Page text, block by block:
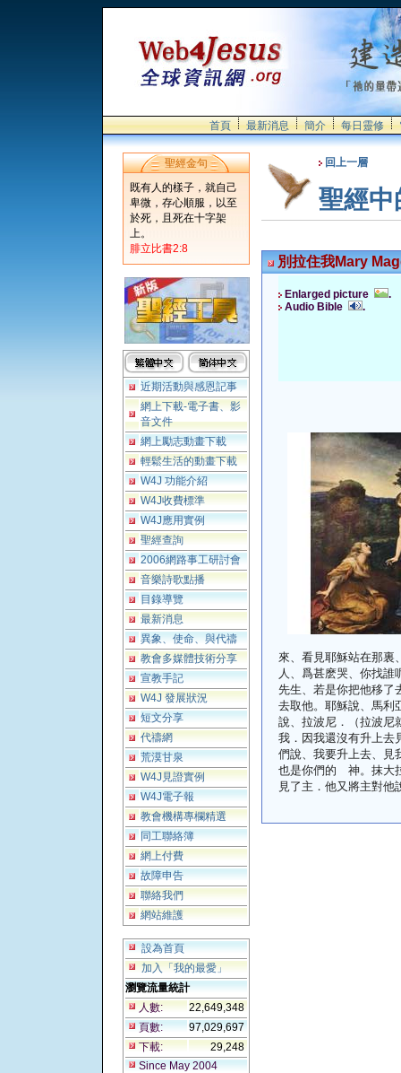
首頁 最新消息 簡介 每日靈修
聖經金句
既有人的樣子，就自己
卑微，存心順服，以至
於死，且死在十字架
上。
腓立比書2:8
近期活動與感恩記事
網上下載-電子書、影
音文件
網上勵志動畫下載
輕鬆生活的動畫下載
W4J 功能介紹
W4J收費標準
W4J應用實例
聖經查詢
2006網路事工研討會
音樂詩歌點播
目錄導覽
最新消息
異象、使命、與代禱
教會多媒體技術分享
宣教手記
W4J 發展狀況
短文分享
代禱網
荒漠甘泉
W4J見證實例
W4J電子報
教會機構專欄精選
同工聯絡簿
網上付費
故障申告
聯絡我們
網站維護
設為首頁
加入「我的最愛」
瀏覽流量統計
人數:
22,649,348
頁數:
97,029,697
下載:
29,248
Since May 2004
回上一層
聖經中
別拉住我Mary
Enlarged picture
.
Audio Bible
.
來、看見耶穌站在那裏
人、爲甚麽哭、你找誰
先生、若是你把他移了
去取他。耶穌說、馬利
說、拉波尼．（拉波尼
我．因我還沒有升上去
們說、我要升上去、
也是你們的 神。抹大
見了主．他又將主對他